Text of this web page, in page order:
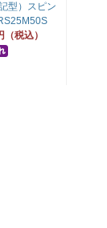
型）スピン
税込）